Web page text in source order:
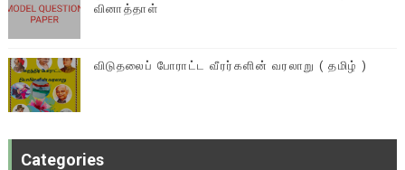
வினாத்தாள்
விடுதலைப் போராட்ட வீரர்களின் வரலாறு ( தமிழ் )
Categories